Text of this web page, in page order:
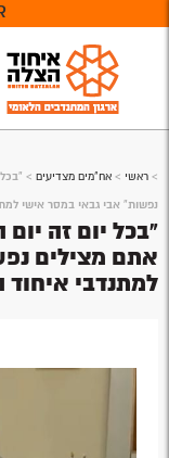
> ראשי > אח"מים מצדיעים >
נפשות" אבי גבאי במסר אישי
"בכל יום זה
אתם מצילים
למתנדבי